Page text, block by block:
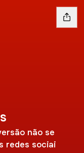
não se
redes sociai